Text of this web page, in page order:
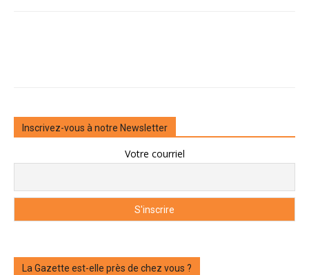
Inscrivez-vous à notre Newsletter
Votre courriel
La Gazette est-elle près de chez vous ?